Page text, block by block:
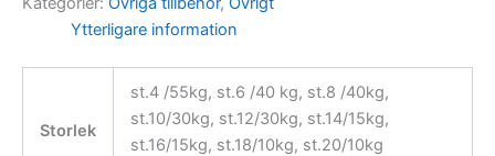
Ytterligare information
Storlek
st.4 /55kg, st.6 /40 kg, st.8 /40kg,
st.10/30kg, st.12/30kg, st.14/15kg,
st.16/15kg, st.18/10kg, st.20/10kg